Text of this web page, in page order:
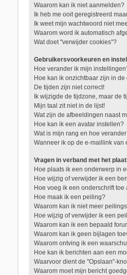
Waarom kan ik niet aanmelden?
Ik heb me ooit geregistreerd
Ik weet mijn wachtwoord niet
Waarom word ik automatisch
Wat doet "verwijder cookies"?
Gebruikersvoorkeuren en
Hoe verander ik mijn
Hoe kan ik onzichtbaar zijn in
De tijden zijn niet correct!
Ik wijzigde de tijdzone, maar de
Mijn taal zit niet in de lijst!
Wat zijn de afbeeldingen naast
Hoe kan ik een avatar instellen?
Wat is mijn rang en hoe
Wanneer ik op de e-maillink van
Vragen in verband met het
Hoe plaats ik een onderwerp in
Hoe wijzig of verwijder ik een
Hoe voeg ik een onderschrift toe
Hoe maak ik een peiling?
Waarom kan ik niet meer
Hoe wijzig of verwijder ik een
Waarom kan ik een bepaald
Waarom kan ik geen bijlagen
Waarom ontving ik een
Hoe kan ik berichten aan een
Waarvoor dient de "Opslaan"-
Waarom moet mijn bericht